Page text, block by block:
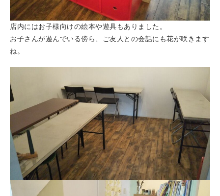
店内にはお子様向けの絵本や遊具もありました。
お子さんが遊んでいる傍ら、ご友人との会話にも花が咲きます
ね。